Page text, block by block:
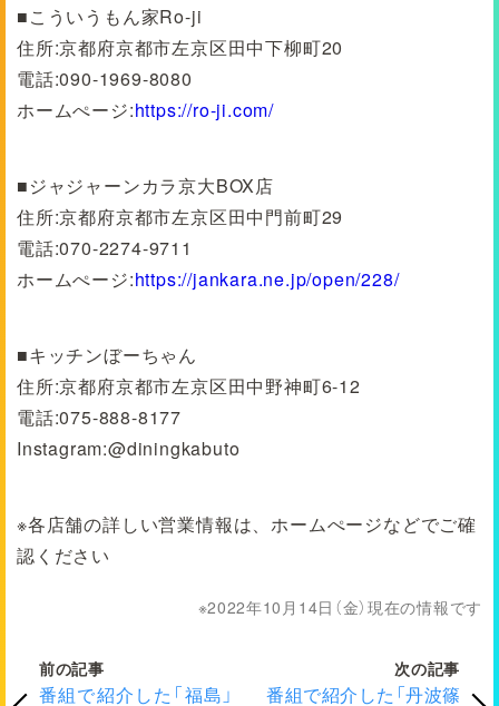
■こういうもん家Ro-ji
住所:京都府京都市左京区田中下柳町20
電話:090-1969-8080
ホームぺージ:https://ro-ji.com/
■ジャジャーンカラ京大BOX店
住所:京都府京都市左京区田中門前町29
電話:070-2274-9711
ホームぺージ:https://jankara.ne.jp/open/228/
■キッチンぼーちゃん
住所:京都府京都市左京区田中野神町6-12
電話:075-888-8177
Instagram:@diningkabuto
※各店舗の詳しい営業情報は、ホームぺージなどでご確
認ください
2022年10月14日（金）現在の情報です
前の記事
番組で紹介した「福島」
次の記事
番組で紹介した「丹波篠